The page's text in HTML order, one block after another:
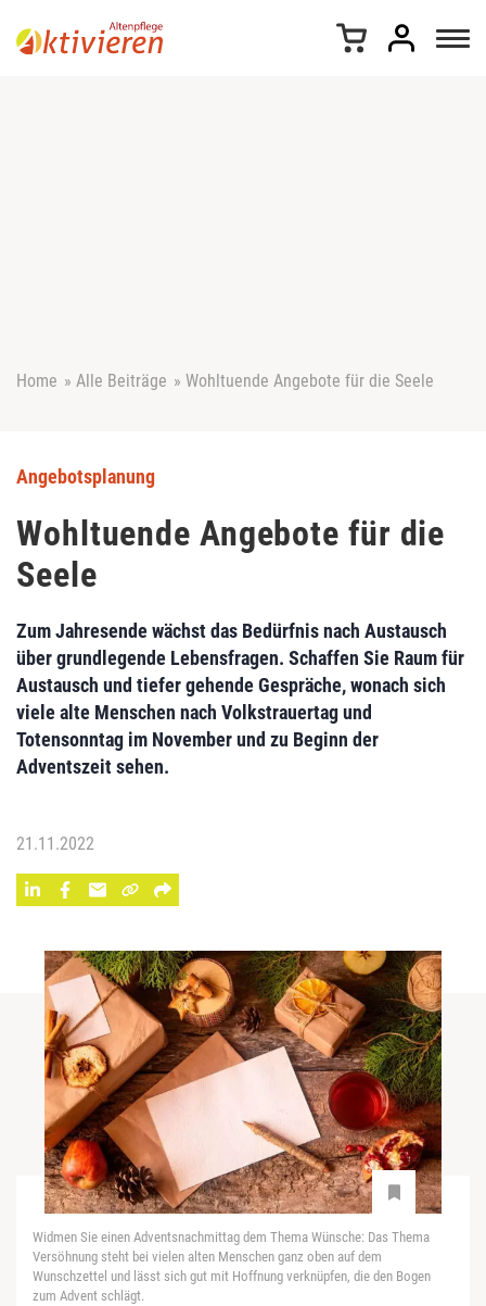
Home » Alle Beiträge » Wohltuende Angebote für die Seele
Angebotsplanung
Wohltuende Angebote für die
Seele
Zum Jahresende wächst das Bedürfnis nach Austausch
über grundlegende Lebensfragen. Schaffen Sie Raum für
Austausch und tiefer gehende Gespräche, wonach sich
viele alte Menschen nach Volkstrauertag und
Totensonntag im November und zu Beginn der
Adventszeit sehen.
21.11.2022
Widmen Sie einen Adventsnachmittag dem Thema Wünsche: Das Thema
Versöhnung steht bei vielen alten Menschen ganz oben auf dem
Wunschzettel und lässt sich gut mit Hoffnung verknüpfen, die den Bogen
zum Advent schlägt.